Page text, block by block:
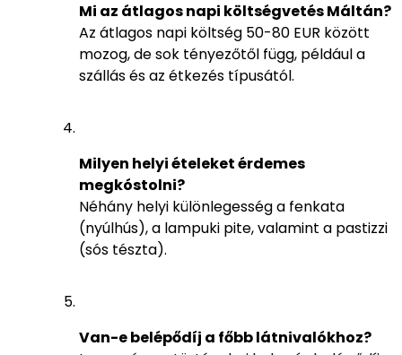
Mi az átlagos napi költségvetés Máltán?
Az átlagos napi költség 50-80 EUR között
mozog, de sok tényezőtől függ, például a
szállás és az étkezés típusától.
Milyen helyi ételeket érdemes
megkóstolni?
Néhány helyi különlegesség a fenkata
(nyúlhús), a lampuki pite, valamint a pastizzi
(sós tészta).
Van-e belépődíj a főbb látnivalókhoz?